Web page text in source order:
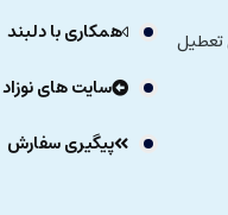
21 -روز های تعطیل
همکاری با دلبند
سایت های
پیگیری سفارش